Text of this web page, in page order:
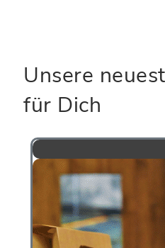
Unsere
für Dich